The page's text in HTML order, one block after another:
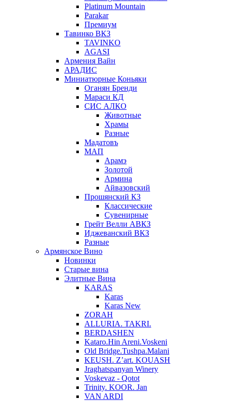
Platinum Mountain
Parakar
Премиум
Тавинко ВКЗ
TAVINKO
AGASI
Армения Вайн
АРАДИС
Миниатюрные Коньяки
Оганян Бренди
Мараси КД
СИС АЛКО
Животные
Храмы
Разные
Мадатовъ
МАП
Арамэ
Золотой
Армина
Айвазовский
Прошянский КЗ
Классические
Сувенирные
Грейт Велли АВКЗ
Иджеванский ВКЗ
Разные
Армянское Вино
Новинки
Старые вина
Элитные Вина
KARAS
Karas
Karas New
ZORAH
ALLURIA. TAKRI.
BERDASHEN
Kataro.Hin Areni.Voskeni
Old Bridge.Tushpa.Malani
KEUSH. Z’art. KOUASH
Jraghatspanyan Winery
Voskevaz - Qotot
Trinity. KOOR. Jan
VAN ARDI